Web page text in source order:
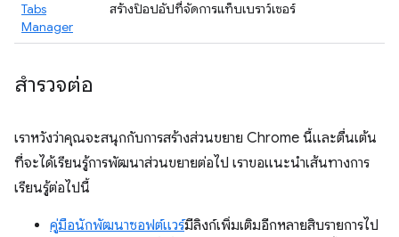
Tabs
Manager
สร้างป๊อปอัปที่จัดการแท็บเบราว์เซอร์
สำรวจต่อ
เราหวังว่าคุณจะสนุกกับการสร้างส่วนขยาย Chrome นี้และตื่นเต้น
ที่จะได้เรียนรู้การพัฒนาส่วนขยายต่อไป เราขอแนะนำเส้นทางการ
เรียนรู้ต่อไปนี้
คู่มือนักพัฒนาซอฟต์แวร์มีลิงก์เพิ่มเติมอีกหลายสิบรายการไป